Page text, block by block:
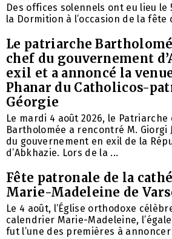
Des offices solennels ont eu lieu le
la Dormition à l’occasion de la fête
Le patriarche
chef du gouvernement
exil et a annoncé la
Phanar du Catholicos-
Géorgie
Le mardi 4 août 2026, le
Bartholomée a rencontré M. Giorgi
du gouvernement en exil de la
d’Abkhazie. Lors de la ...
Fête patronale de la
Marie-Madeleine de
Le 4 août, l’Église orthodoxe
calendrier Marie-Madeleine,
fut l’une des premières à